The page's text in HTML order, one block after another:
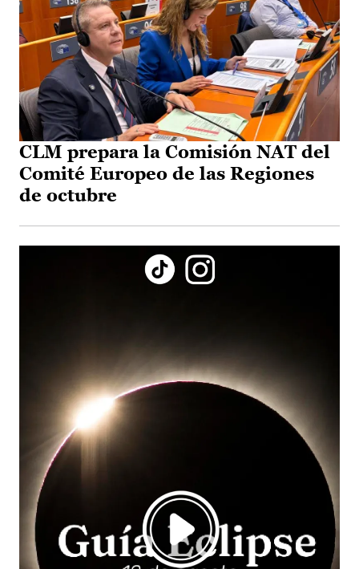
CLM prepara la Comisión NAT del
Comité Europeo de las Regiones
de octubre